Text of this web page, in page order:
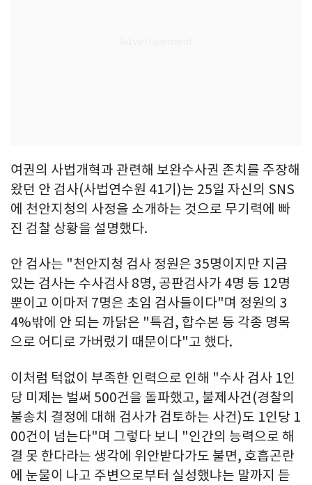
여권의 사법개혁과 관련해 보완수사권 존치를 주장해
왔던 안 검사(사법연수원 41기)는 25일 자신의 SNS
에 천안지청의 사정을 소개하는 것으로 무기력에 빠
진 검찰 상황을 설명했다.
안 검사는 "천안지청 검사 정원은 35명이지만 지금
있는 검사는 수사검사 8명, 공판검사가 4명 등 12명
뿐이고 이마저 7명은 초임 검사들이다"며 정원의 3
4%밖에 안 되는 까닭은 "특검, 합수본 등 각종 명목
으로 어디로 가버렸기 때문이다"고 했다.
이처럼 턱없이 부족한 인력으로 인해 "수사 검사 1인
당 미제는 벌써 500건을 돌파했고, 불제사건(경찰의
불송치 결정에 대해 검사가 검토하는 사건)도 1인당 1
00건이 넘는다"며 그렇다 보니 "인간의 능력으로 해
결 못 한다라는 생각에 위안받다가도 불면, 호흡곤란
에 눈물이 나고 주변으로부터 실성했냐는 말까지 듣